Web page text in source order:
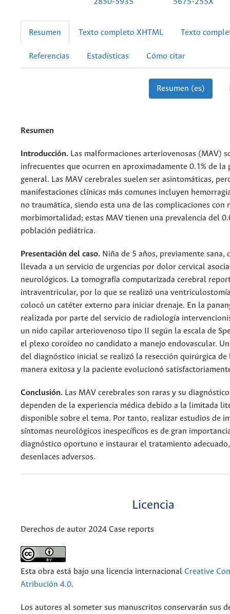
2850-5935 5675-255X
Resumen Texto completo XHTML Texto
Referencias Estadísticas Cómo citar
Resumen (es)
Resumen
Introducción. Las malformaciones arteriovenosas (MAV)
infrecuentes que ocurren en aproximadamente 0.1% de la
general. Las MAV cerebrales suelen ser asintomáticas,
manifestaciones clínicas más comunes incluyen
no traumática, siendo esta una de las complicaciones con
morbimortalidad; estas MAV tienen una prevalencia del
población pediátrica.
Presentación del caso. Niña de 5 años, previamente sana,
llevada a un servicio de urgencias por dolor cervical
neurológicos. La tomografía computarizada cerebral
intraventricular, por lo que se realizó una
colocó un catéter externo para iniciar drenaje. En la
realizada por parte del servicio de radiología
un nido capilar arteriovenoso tipo II según la escala de
el plexo coroideo no candidato a manejo endovascular.
del diagnóstico inicial se realizó la resección quirúrgica de
manera exitosa y la paciente evolucionó
Conclusión. Las MAV cerebrales son raras y su
dependen de la experiencia médica debido a la limitada
disponible sobre el tema. Por tanto, realizar estudios de
síntomas neurológicos inespecíficos es de gran
diagnóstico oportuno e instaurar el tratamiento
desenlaces adversos.
Licencia
Derechos de autor 2024 Case reports
Esta obra está bajo una licencia internacional Creative
Atribución 4.0.
Los autores al someter sus manuscritos conservarán sus